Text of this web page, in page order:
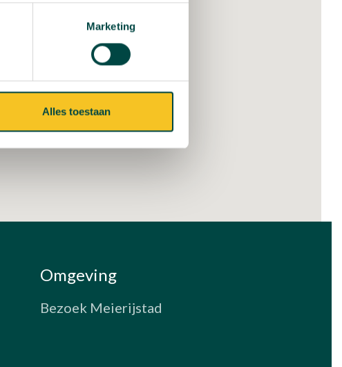
Marketing
Alles toestaan
Omgeving
Bezoek Meierijstad